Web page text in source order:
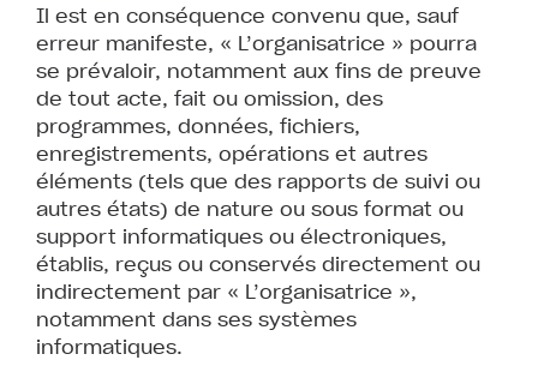
Il est en conséquence convenu que, sauf
erreur manifeste, « L’organisatrice » pourra
se prévaloir, notamment aux fins de preuve
de tout acte, fait ou omission, des
programmes, données, fichiers,
enregistrements, opérations et autres
éléments (tels que des rapports de suivi ou
autres états) de nature ou sous format ou
support informatiques ou électroniques,
établis, reçus ou conservés directement ou
indirectement par « L’organisatrice »,
notamment dans ses systèmes
informatiques.